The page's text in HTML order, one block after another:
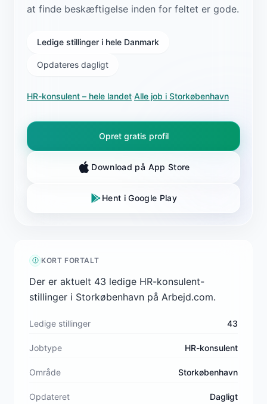
at finde beskæftigelse inden for feltet er gode.
Ledige stillinger i hele Danmark
Opdateres dagligt
HR-konsulent – hele landet·Alle job i Storkøbenhavn
Opret gratis profil
Download på App Store
Hent i Google Play
KORT FORTALT
Der er aktuelt 43 ledige HR-konsulent-
stillinger i Storkøbenhavn på Arbejd.com.
Ledige stillinger 43
Jobtype HR-konsulent
Område Storkøbenhavn
Opdateret Dagligt